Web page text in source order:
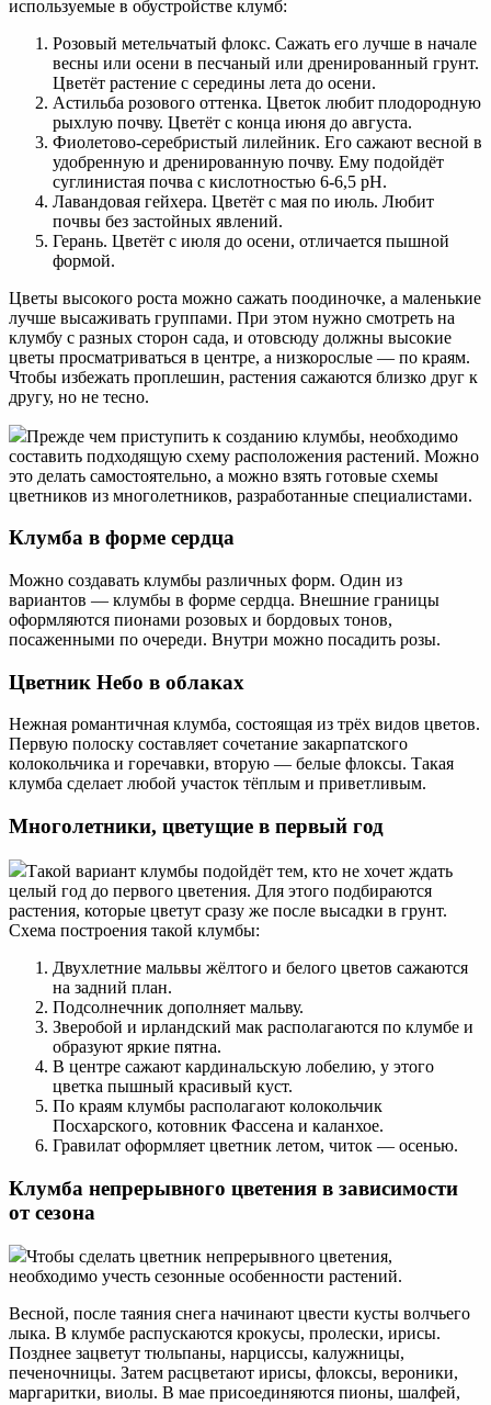
используемые в обустройстве клумб:
Розовый метельчатый флокс. Сажать его лучше в начале
весны или осени в песчаный или дренированный грунт.
Цветёт растение с середины лета до осени.
Астильба розового оттенка. Цветок любит плодородную
рыхлую почву. Цветёт с конца июня до августа.
Фиолетово-серебристый лилейник. Его сажают весной в
удобренную и дренированную почву. Ему подойдёт
суглинистая почва с кислотностью 6-6,5 рН.
Лавандовая гейхера. Цветёт с мая по июль. Любит
почвы без застойных явлений.
Герань. Цветёт с июля до осени, отличается пышной
формой.
Цветы высокого роста можно сажать поодиночке, а маленькие
лучше высаживать группами. При этом нужно смотреть на
клумбу с разных сторон сада, и отовсюду должны высокие
цветы просматриваться в центре, а низкорослые — по краям.
Чтобы избежать проплешин, растения сажаются близко друг к
другу, но не тесно.
Прежде чем приступить к созданию клумбы, необходимо
составить подходящую схему расположения растений. Можно
это делать самостоятельно, а можно взять готовые схемы
цветников из многолетников, разработанные специалистами.
Клумба в форме сердца
Можно создавать клумбы различных форм. Один из
вариантов — клумбы в форме сердца. Внешние границы
оформляются пионами розовых и бордовых тонов,
посаженными по очереди. Внутри можно посадить розы.
Цветник Небо в облаках
Нежная романтичная клумба, состоящая из трёх видов цветов.
Первую полоску составляет сочетание закарпатского
колокольчика и горечавки, вторую — белые флоксы. Такая
клумба сделает любой участок тёплым и приветливым.
Многолетники, цветущие в первый год
Такой вариант клумбы подойдёт тем, кто не хочет ждать
целый год до первого цветения. Для этого подбираются
растения, которые цветут сразу же после высадки в грунт.
Схема построения такой клумбы:
Двухлетние мальвы жёлтого и белого цветов сажаются
на задний план.
Подсолнечник дополняет мальву.
Зверобой и ирландский мак располагаются по клумбе и
образуют яркие пятна.
В центре сажают кардинальскую лобелию, у этого
цветка пышный красивый куст.
По краям клумбы располагают колокольчик
Посхарского, котовник Фассена и каланхое.
Гравилат оформляет цветник летом, читок — осенью.
Клумба непрерывного цветения в зависимости
от сезона
Чтобы сделать цветник непрерывного цветения,
необходимо учесть сезонные особенности растений.
Весной, после таяния снега начинают цвести кусты волчьего
лыка. В клумбе распускаются крокусы, пролески, ирисы.
Позднее зацветут тюльпаны, нарциссы, калужницы,
печеночницы. Затем расцветают ирисы, флоксы, вероники,
маргаритки, виолы. В мае присоединяются пионы, шалфей,